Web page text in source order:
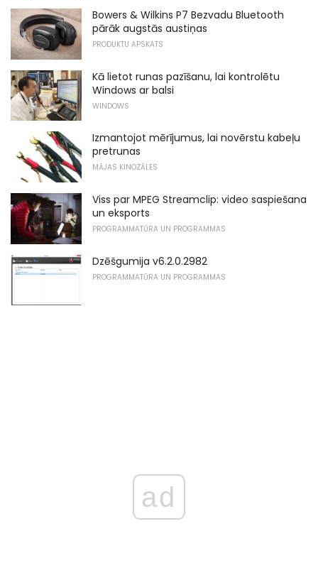
Bowers & Wilkins P7 Bezvadu Bluetooth
pārāk augstās austiņas
PRODUKTU APSKATS
Kā lietot runas pazīšanu, lai kontrolētu
Windows ar balsi
WINDOWS
Izmantojot mērījumus, lai novērstu kabeļu
pretrunas
MĀJAS KINOZĀLES
Viss par MPEG Streamclip: video saspiešana
un eksports
PROGRAMMATŪRA UN PROGRAMMAS
Dzēšgumija v6.2.0.2982
PROGRAMMATŪRA UN PROGRAMMAS
ad